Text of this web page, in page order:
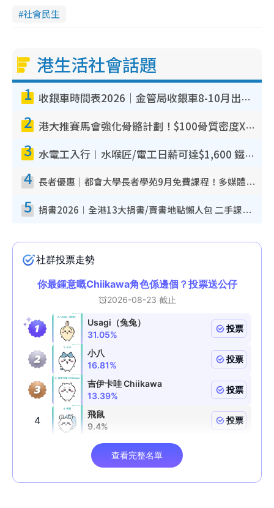
社會民生
港生活社會話題
1 收銀車時間表2026｜金管局收銀車8-10月出沒地點+時間！無須手續費！硬幣免費轉現鈔或增值至八達通
2 港大推賽馬會強化骨骼計劃！$100骨質密度X光檢查 完成免費運動訓練送超市禮券！附參加資格
3 水電工入行︱水喉匠/電工日薪可達$1,600 鐵飯碗職業難被AI取代！附薪酬參考＋入行考牌途徑
4 長者優惠｜都會大學長者學苑9月免費課程！多媒體/微電影創作/網絡安全 附報名方法教學
5 捐書2026︱全港13大捐書/賣書地點懶人包 二手課本最高$150＋舊書換免費咖啡/戲票